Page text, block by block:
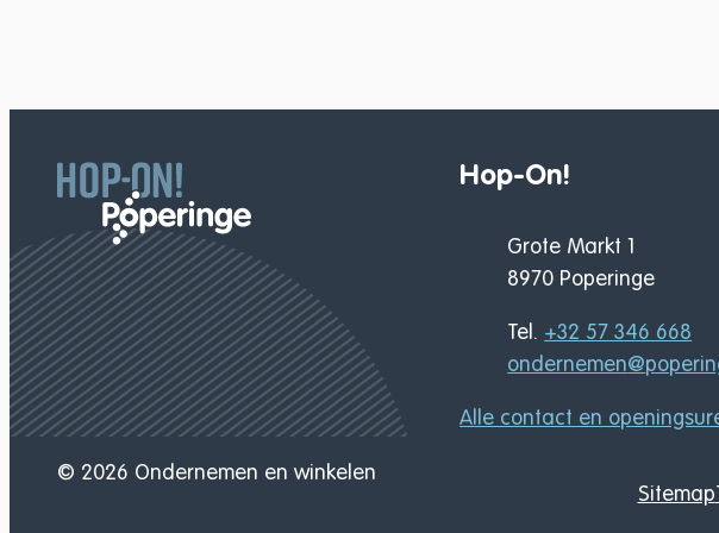
Hop-On!
AdresGrote Markt 1
,8970 Poperinge
+32 57 346 668
E-mailondernemen@
Alle contact en
© 2026 Ondernemen en winkelen
Sitemap